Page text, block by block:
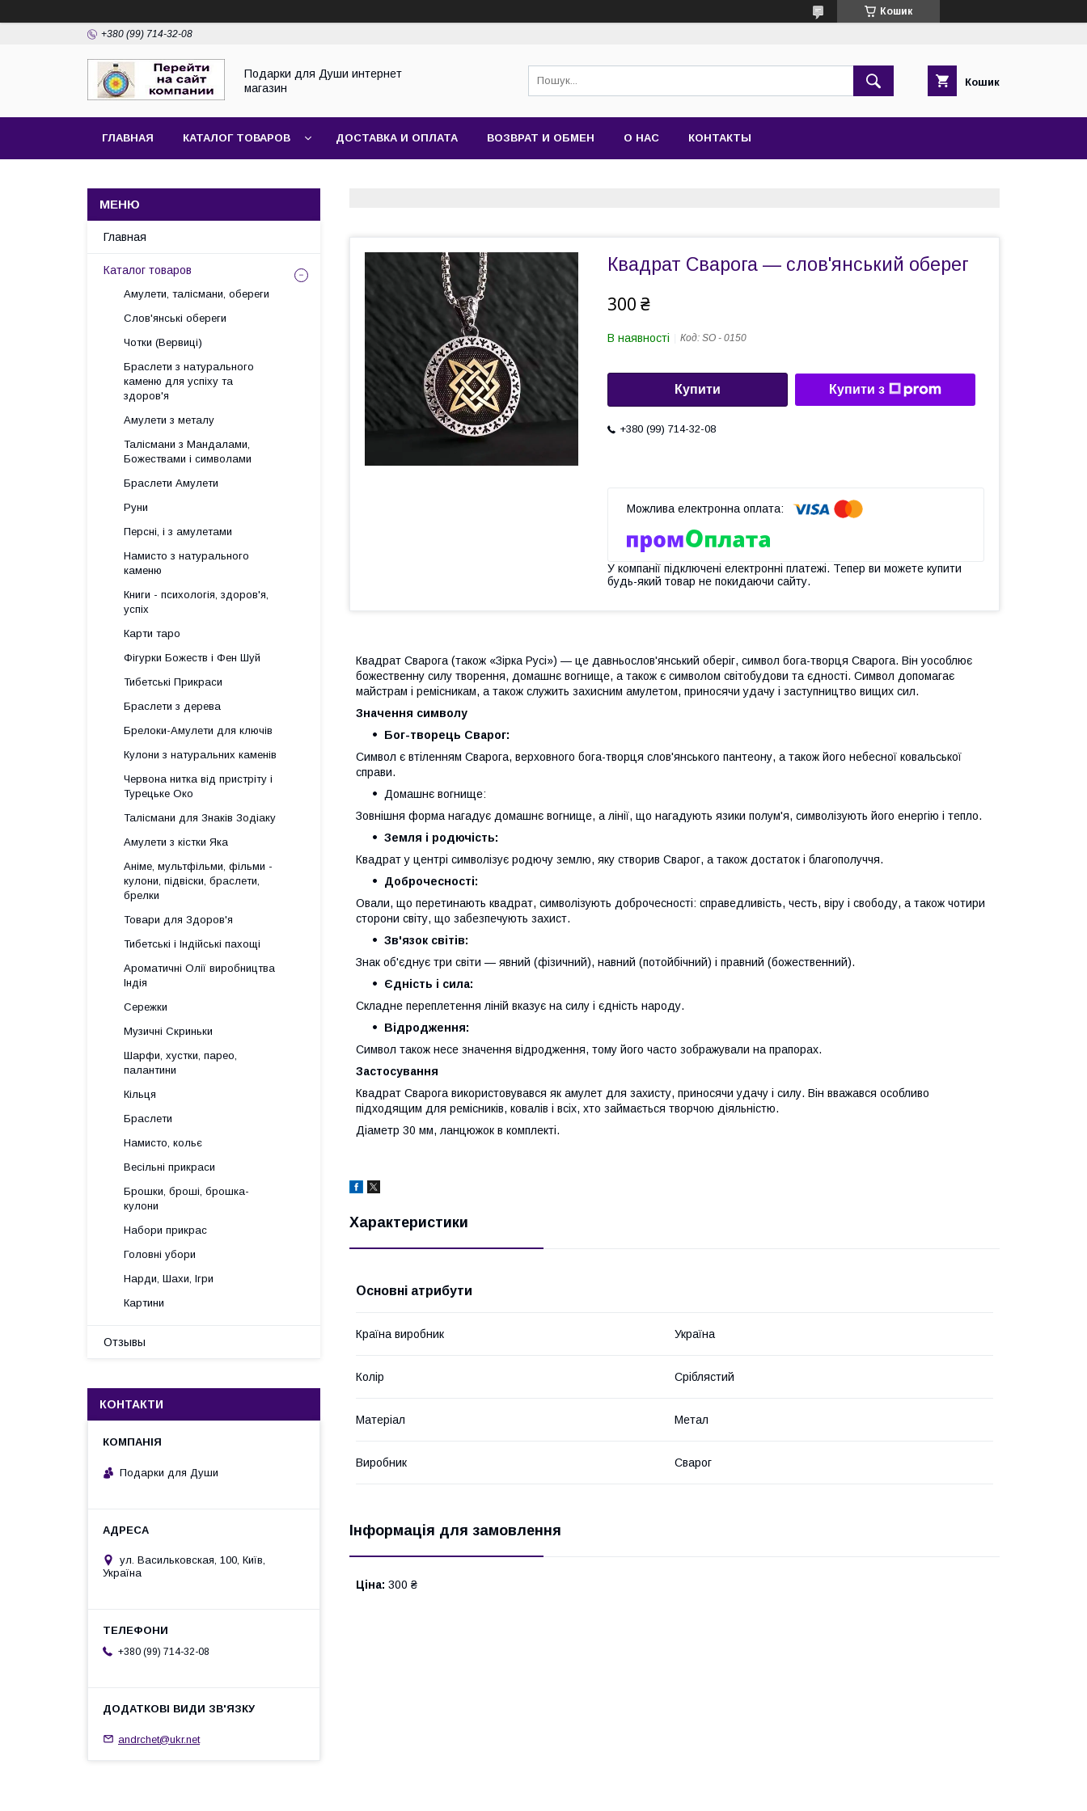
Кошик
+380 (99) 714-32-08
Подарки для Души интернет
магазин
Кошик
ГЛАВНАЯ КАТАЛОГ ТОВАРОВ ДОСТАВКА И ОПЛАТА ВОЗВРАТ И ОБМЕН О НАС КОНТАКТЫ
Квадрат Сварога — слов'янський оберег
300 ₴
В наявності Код: SO - 0150
Купити Купити з
+380 (99) 714-32-08
У компанії підключені електронні платежі. Тепер ви можете купити
будь-який товар не покидаючи сайту.
Квадрат Сварога (також «Зірка Русі») — це давньослов'янський оберіг, символ бога-творця Сварога. Він уособлює
божественну силу творення, домашнє вогнище, а також є символом світобудови та єдності. Символ допомагає
майстрам і ремісникам, а також служить захисним амулетом, приносячи удачу і заступництво вищих сил.
Значення символу
Бог-творець Сварог:
Символ є втіленням Сварога, верховного бога-творця слов'янського пантеону, а також його небесної ковальської
справи.
Домашнє вогнище:
Зовнішня форма нагадує домашнє вогнище, а лінії, що нагадують язики полум'я, символізують його енергію і тепло.
Земля і родючість:
Квадрат у центрі символізує родючу землю, яку створив Сварог, а також достаток і благополуччя.
Доброчесності:
Овали, що перетинають квадрат, символізують доброчесності: справедливість, честь, віру і свободу, а також чотири
сторони світу, що забезпечують захист.
Зв'язок світів:
Знак об'єднує три світи — явний (фізичний), навний (потойбічний) і правний (божественний).
Єдність і сила:
Складне переплетення ліній вказує на силу і єдність народу.
Відродження:
Символ також несе значення відродження, тому його часто зображували на прапорах.
Застосування
Квадрат Сварога використовувався як амулет для захисту, приносячи удачу і силу. Він вважався особливо
підходящим для ремісників, ковалів і всіх, хто займається творчою діяльністю.
Діаметр 30 мм, ланцюжок в комплекті.
Характеристики
Основні атрибути
Країна виробник Україна
Колір Сріблястий
Матеріал Метал
Виробник Сварог
Інформація для замовлення
Ціна: 300 ₴
Главная
Каталог товаров
Амулети, талісмани, обереги
Слов'янські обереги
Чотки (Вервиці)
Браслети з натурального
каменю для успіху та
здоров'я
Амулети з металу
Талісмани з Мандалами,
Божествами і символами
Браслети Амулети
Руни
Персні, і з амулетами
Намисто з натурального
каменю
Книги - психологія, здоров'я,
успіх
Карти таро
Фігурки Божеств і Фен Шуй
Тибетські Прикраси
Браслети з дерева
Брелоки-Амулети для ключів
Кулони з натуральних каменів
Червона нитка від пристріту і
Турецьке Око
Талісмани для Знаків Зодіаку
Амулети з кістки Яка
Аніме, мультфільми, фільми -
кулони, підвіски, браслети,
брелки
Товари для Здоров'я
Тибетські і Індійські пахощі
Ароматичні Олії виробництва
Індія
Сережки
Музичні Скриньки
Шарфи, хустки, парео,
палантини
Кільця
Браслети
Намисто, кольє
Весільні прикраси
Брошки, броші, брошка-
кулони
Набори прикрас
Головні убори
Нарди, Шахи, Ігри
Картини
Отзывы
КОНТАКТИ
Подарки для Души
ул. Васильковская, 100, Київ,
Україна
+380 (99) 714-32-08
andrchet@ukr.net